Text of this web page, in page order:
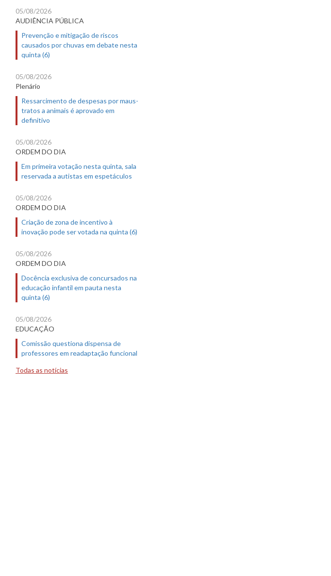
05/08/2026
AUDIÊNCIA PÚBLICA
Prevenção e mitigação de riscos
causados por chuvas em debate nesta
quinta (6)
05/08/2026
Plenário
Ressarcimento de despesas por maus-
tratos a animais é aprovado em
definitivo
05/08/2026
ORDEM DO DIA
Em primeira votação nesta quinta, sala
reservada a autistas em espetáculos
05/08/2026
ORDEM DO DIA
Criação de zona de incentivo à
inovação pode ser votada na quinta (6)
05/08/2026
ORDEM DO DIA
Docência exclusiva de concursados na
educação infantil em pauta nesta
quinta (6)
05/08/2026
EDUCAÇÃO
Comissão questiona dispensa de
professores em readaptação funcional
Todas as notícias